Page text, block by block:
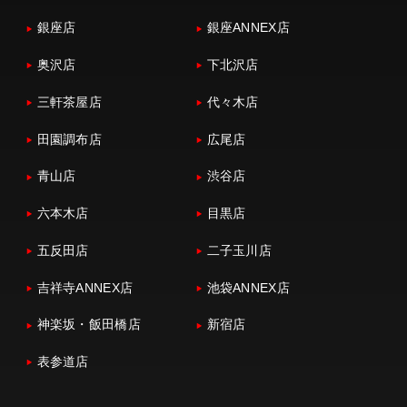
銀座店 銀座ANNEX店
奥沢店 下北沢店
三軒茶屋店 代々木店
田園調布店 広尾店
青山店 渋谷店
六本木店 目黒店
五反田店 二子玉川店
吉祥寺ANNEX店 池袋ANNEX店
神楽坂・飯田橋店 新宿店
表参道店